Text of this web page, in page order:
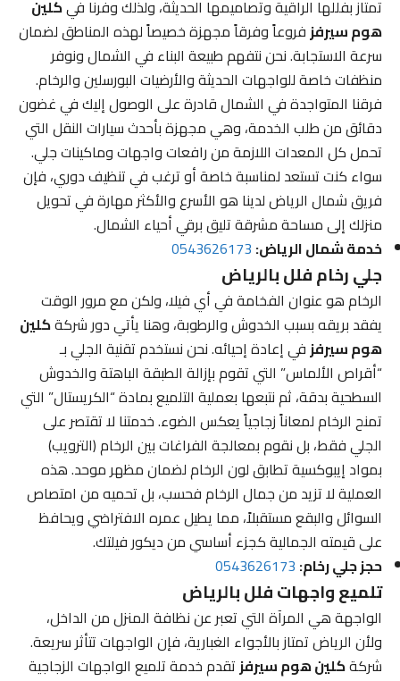
تمتاز بفللها الراقية وتصاميمها الحديثة، ولذلك وفرنا فيكلين
هوم سيرفزفروعاً وفرقاً مجهزة خصيصاً لهذه المناطق لضمان
سرعة الاستجابة. نحن نتفهم طبيعة البناء في الشمال ونوفر
منظفات خاصة للواجهات الحديثة والأرضيات البورسلين والرخام.
فرقنا المتواجدة في الشمال قادرة على الوصول إليك في غضون
دقائق من طلب الخدمة، وهي مجهزة بأحدث سيارات النقل التي
تحمل كل المعدات اللازمة من رافعات واجهات وماكينات جلي.
سواء كنت تستعد لمناسبة خاصة أو ترغب في تنظيف دوري، فإن
فريق شمال الرياض لدينا هو الأسرع والأكثر مهارة في تحويل
منزلك إلى مساحة مشرقة تليق برقي أحياء الشمال.
خدمة شمال الرياض:0543626173
جلي رخام فلل بالرياض
الرخام هو عنوان الفخامة في أي فيلا، ولكن مع مرور الوقت
يفقد بريقه بسبب الخدوش والرطوبة، وهنا يأتي دور شركةكلين
هوم سيرفزفي إعادة إحيائه. نحن نستخدم تقنية الجلي بـ
“أقراص الألماس” التي تقوم بإزالة الطبقة الباهتة والخدوش
السطحية بدقة، ثم نتبعها بعملية التلميع بمادة “الكريستال” التي
تمنح الرخام لمعاناً زجاجياً يعكس الضوء. خدمتنا لا تقتصر على
الجلي فقط، بل نقوم بمعالجة الفراغات بين الرخام (الترويب)
بمواد إيبوكسية تطابق لون الرخام لضمان مظهر موحد. هذه
العملية لا تزيد من جمال الرخام فحسب، بل تحميه من امتصاص
السوائل والبقع مستقبلاً، مما يطيل عمره الافتراضي ويحافظ
على قيمته الجمالية كجزء أساسي من ديكور فيلتك.
حجز جلي رخام: 0543626173
تلميع واجهات فلل بالرياض
الواجهة هي المرآة التي تعبر عن نظافة المنزل من الداخل،
ولأن الرياض تمتاز بالأجواء الغبارية، فإن الواجهات تتأثر سريعة.
شركةكلين هوم سيرفزتقدم خدمة تلميع الواجهات الزجاجية